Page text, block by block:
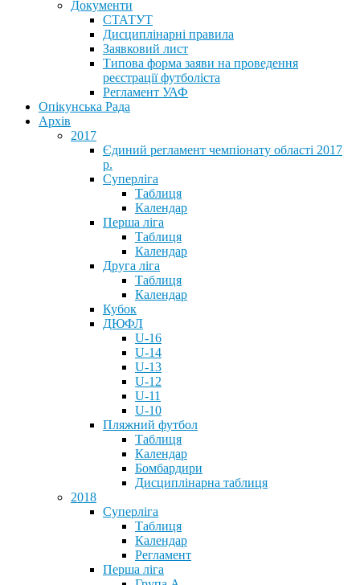
Документи
СТАТУТ
Дисциплінарні правила
Заявковий лист
Типова форма заяви на проведення
реєстрації футболіста
Регламент УАФ
Опікунська Рада
Архів
2017
Єдиний регламент чемпіонату області 2017
р.
Суперліга
Таблиця
Календар
Перша ліга
Таблиця
Календар
Друга ліга
Таблиця
Календар
Кубок
ДЮФЛ
U-16
U-14
U-13
U-12
U-11
U-10
Пляжний футбол
Таблиця
Календар
Бомбардири
Дисциплінарна таблиця
2018
Суперліга
Таблиця
Календар
Регламент
Перша ліга